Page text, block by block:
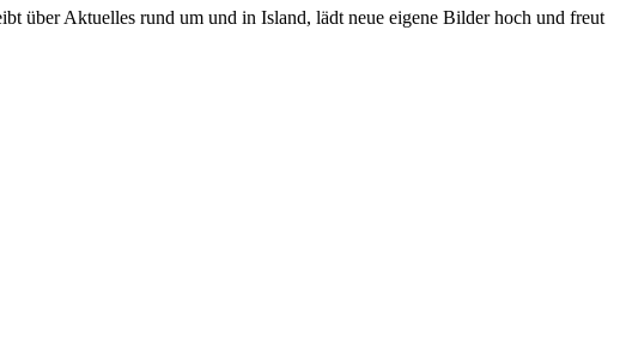
über Aktuelles rund um und in Island, lädt neue eigene Bilder hoch und freut